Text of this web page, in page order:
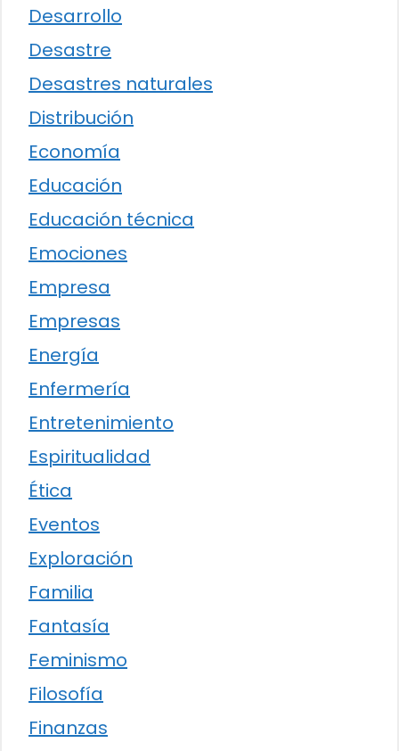
Desarrollo
Desastre
Desastres naturales
Distribución
Economía
Educación
Educación técnica
Emociones
Empresa
Empresas
Energía
Enfermería
Entretenimiento
Espiritualidad
Ética
Eventos
Exploración
Familia
Fantasía
Feminismo
Filosofía
Finanzas